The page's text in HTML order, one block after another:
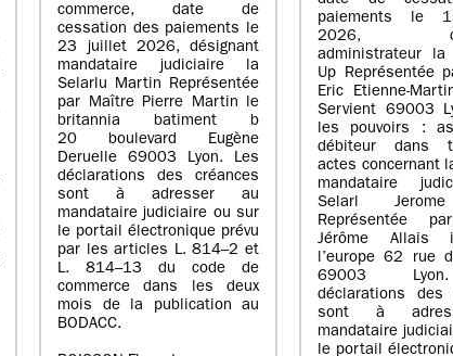
commerce, date de
cessation des paiements le
23 juillet 2026, désignant
mandataire judiciaire la
Selarlu Martin Représentée
par Maître Pierre Martin le
britannia batiment b
20 boulevard Eugène
Deruelle 69003 Lyon. Les
déclarations des créances
sont à adresser au
mandataire judiciaire ou sur
le portail électronique prévu
par les articles L. 814–2 et
L. 814–13 du code de
commerce dans les deux
mois de la publication au
BODACC.
paiements le
2026,
administrateur la
Up Représentée
Eric Etienne-
Servient 69003
les pouvoirs :
débiteur dans
actes concernant
mandataire
Selarl
Représentée
Jérôme Allais
l’europe 62 rue
69003
déclarations des
sont à
mandataire
le portail